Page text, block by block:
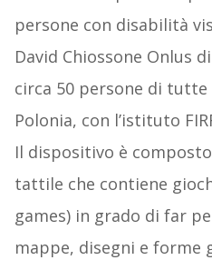
persone con disabilità
David Chiossone Onlus
circa 50 persone di tutte
Polonia, con l’istituto
Il dispositivo è
tattile che contiene
games) in grado di far
mappe, disegni e forme